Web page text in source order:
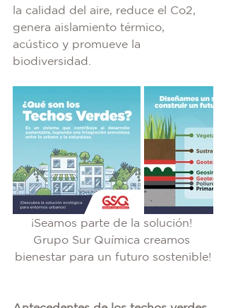
la calidad del aire, reduce el Co2,
genera aislamiento térmico,
acústico y promueve la
biodiversidad.
¡Seamos parte de la solución!
Grupo Sur Química creamos
bienestar para un futuro sostenible!